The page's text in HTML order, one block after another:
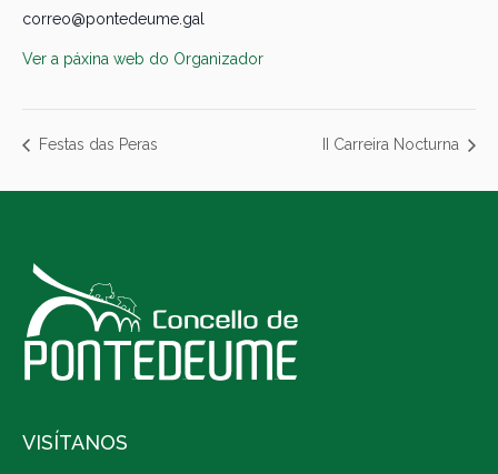
correo@pontedeume.gal
Ver a páxina web do Organizador
Festas das Peras II Carreira Nocturna
VISÍTANOS